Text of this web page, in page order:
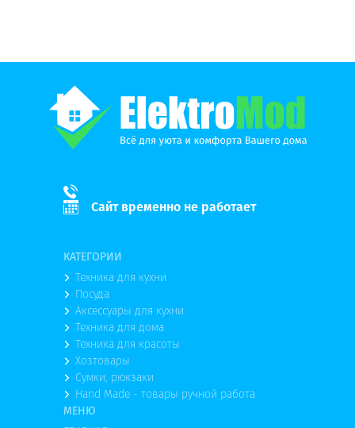
Сайт временно не работает
КАТЕГОРИИ
Техника для кухни
Посуда
Аксессуары для кухни
Техника для дома
Техника для красоты
Хозтовары
Сумки, рюкзаки
Hand Made - товары ручной работа
МЕНЮ